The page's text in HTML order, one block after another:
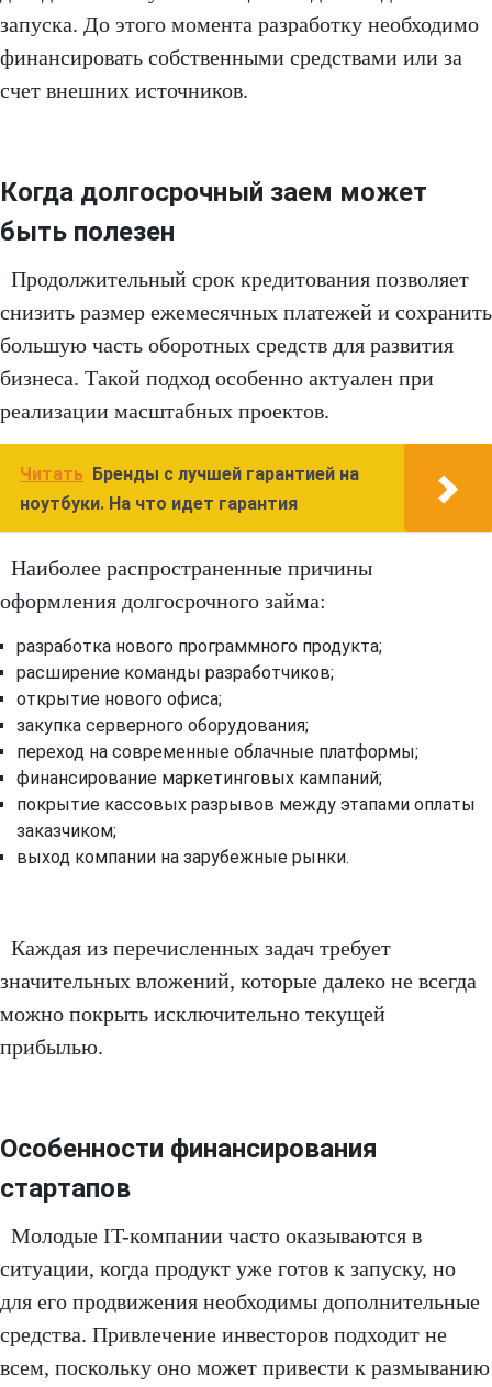
запуска. До этого момента разработку необходимо
финансировать собственными средствами или за
счет внешних источников.
Когда долгосрочный заем может
быть полезен
Продолжительный срок кредитования позволяет
снизить размер ежемесячных платежей и сохранить
большую часть оборотных средств для развития
бизнеса. Такой подход особенно актуален при
реализации масштабных проектов.
Читать
Бренды с лучшей гарантией на
ноутбуки. На что идет гарантия
Наиболее распространенные причины
оформления долгосрочного займа:
разработка нового программного продукта;
расширение команды разработчиков;
открытие нового офиса;
закупка серверного оборудования;
переход на современные облачные платформы;
финансирование маркетинговых кампаний;
покрытие кассовых разрывов между этапами оплаты
заказчиком;
выход компании на зарубежные рынки.
Каждая из перечисленных задач требует
значительных вложений, которые далеко не всегда
можно покрыть исключительно текущей
прибылью.
Особенности финансирования
стартапов
Молодые IT-компании часто оказываются в
ситуации, когда продукт уже готов к запуску, но
для его продвижения необходимы дополнительные
средства. Привлечение инвесторов подходит не
всем, поскольку оно может привести к размыванию